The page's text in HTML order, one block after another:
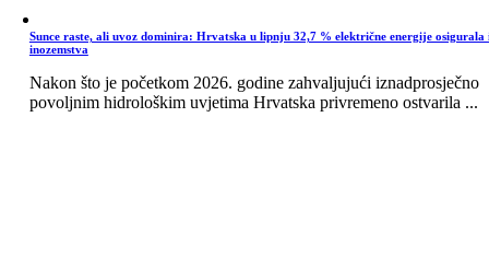
Sunce raste, ali uvoz dominira: Hrvatska u lipnju 32,7 % električne energije osigurala
inozemstva
Nakon što je početkom 2026. godine zahvaljujući iznadprosječno
povoljnim hidrološkim uvjetima Hrvatska privremeno ostvarila ...